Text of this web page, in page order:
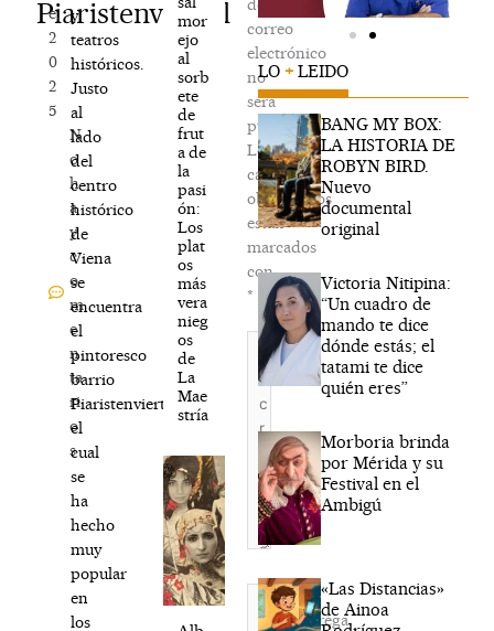
Piaristenviertel
e,
2
0
2
5
N
o
h
a
y
c
o
m
e
n
ta
ri
o
s
y
teatros
históricos.
Justo
al
lado
del
centro
histórico
de
Viena
se
encuentra
el
pintoresco
barrio
Piaristenviertel,
el
cual
se
ha
hecho
muy
popular
en
los
mor
ejo
al
sorb
ete
de
frut
a de
la
pasi
ón:
Los
plat
os
más
vera
nieg
os
de
La
Mae
stría
de
correo
electrónico
no
será
publicada.
Los
campos
obligatorios
están
marcados
con
*
Escribe
aquí...
Nombre*
Agréga
LO + LEIDO
BANG MY BOX:
LA HISTORIA DE
ROBYN BIRD.
Nuevo
documental
original
Victoria Nitipina:
“Un cuadro de
mando te dice
dónde estás; el
tatami te dice
quién eres”
Morboria brinda
por Mérida y su
Festival en el
Ambigú
«Las Distancias»
de Ainoa